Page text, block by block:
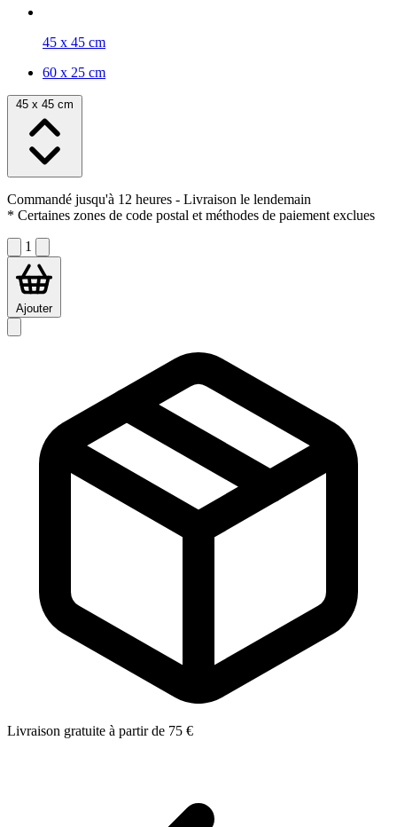
45 x 45 cm
60 x 25 cm
45 x 45 cm
Commandé jusqu'à 12 heures - Livraison le lendemain
* Certaines zones de code postal et méthodes de paiement exclues
1
Ajouter
Livraison gratuite à partir de 75 €